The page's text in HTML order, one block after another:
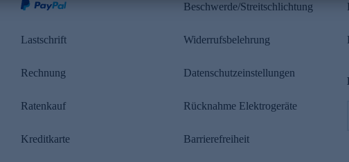
Lastschrift
Rechnung
Ratenkauf
Kreditkarte
Beschwerde/Streitschlichtung
Widerrufsbelehrung
Datenschutzeinstellungen
Rücknahme Elektrogeräte
Barrierefreiheit